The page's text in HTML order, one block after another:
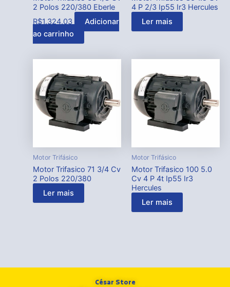
2 Polos 220/380 Eberle
R$1.324,03
Adicionar
ao carrinho
4 P 2/3 Ip55 Ir3 Hercules
Ler mais
Motor Trifásico
Motor Trifasico 71 3/4 Cv
2 Polos 220/380
Ler mais
Motor Trifásico
Motor Trifasico 100 5.0
Cv 4 P 4t Ip55 Ir3
Hercules
Ler mais
César Store